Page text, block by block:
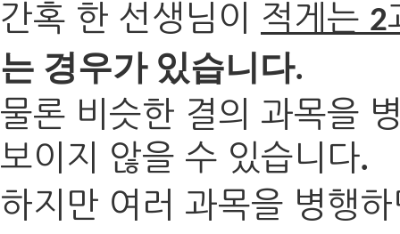
간혹 한 선생님이 적게는 2
는 경우가 있습니다.
물론 비슷한 결의 과목을
보이지 않을 수 있습니다.
하지만 여러 과목을 병행하